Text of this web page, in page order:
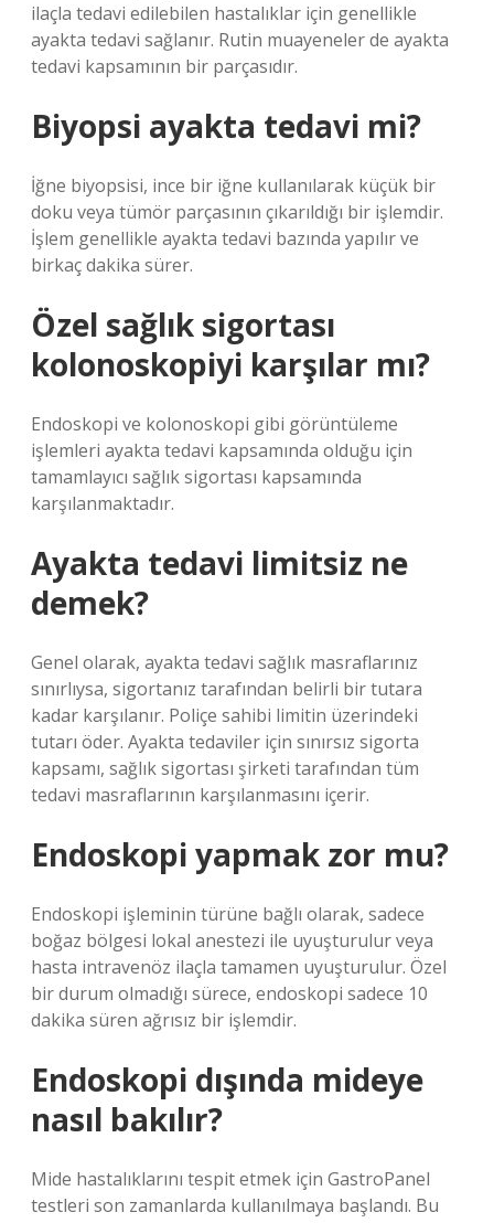
ilaçla tedavi edilebilen hastalıklar için genellikle
ayakta tedavi sağlanır. Rutin muayeneler de ayakta
tedavi kapsamının bir parçasıdır.
Biyopsi ayakta tedavi mi?
İğne biyopsisi, ince bir iğne kullanılarak küçük bir
doku veya tümör parçasının çıkarıldığı bir işlemdir.
İşlem genellikle ayakta tedavi bazında yapılır ve
birkaç dakika sürer.
Özel sağlık sigortası
kolonoskopiyi karşılar mı?
Endoskopi ve kolonoskopi gibi görüntüleme
işlemleri ayakta tedavi kapsamında olduğu için
tamamlayıcı sağlık sigortası kapsamında
karşılanmaktadır.
Ayakta tedavi limitsiz ne
demek?
Genel olarak, ayakta tedavi sağlık masraflarınız
sınırlıysa, sigortanız tarafından belirli bir tutara
kadar karşılanır. Poliçe sahibi limitin üzerindeki
tutarı öder. Ayakta tedaviler için sınırsız sigorta
kapsamı, sağlık sigortası şirketi tarafından tüm
tedavi masraflarının karşılanmasını içerir.
Endoskopi yapmak zor mu?
Endoskopi işleminin türüne bağlı olarak, sadece
boğaz bölgesi lokal anestezi ile uyuşturulur veya
hasta intravenöz ilaçla tamamen uyuşturulur. Özel
bir durum olmadığı sürece, endoskopi sadece 10
dakika süren ağrısız bir işlemdir.
Endoskopi dışında mideye
nasıl bakılır?
Mide hastalıklarını tespit etmek için GastroPanel
testleri son zamanlarda kullanılmaya başlandı. Bu